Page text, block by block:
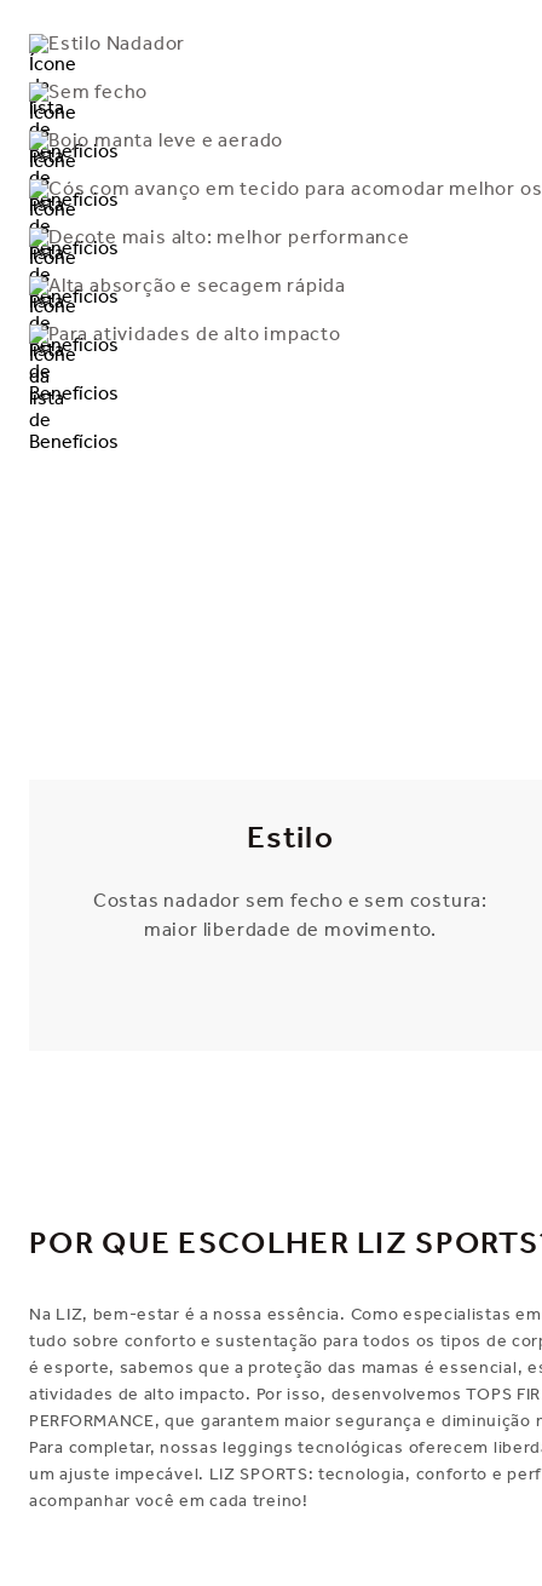
Estilo Nadador
Sem fecho
Bojo manta leve e aerado
Cós com avanço em tecido para acomodar melhor
Decote mais alto: melhor performance
Alta absorção e secagem rápida
Para atividades de alto impacto
Estilo
Costas nadador sem fecho e sem costura:
maior liberdade de movimento.
POR QUE ESCOLHER LIZ
Na LIZ, bem-estar é a nossa essência. Como especialistas
tudo sobre conforto e sustentação para todos os tipos de
é esporte, sabemos que a proteção das mamas é essencial,
atividades de alto impacto. Por isso, desenvolvemos TOPS
PERFORMANCE, que garantem maior segurança e
Para completar, nossas leggings tecnológicas oferecem
um ajuste impecável. LIZ SPORTS: tecnologia, conforto e
acompanhar você em cada treino!